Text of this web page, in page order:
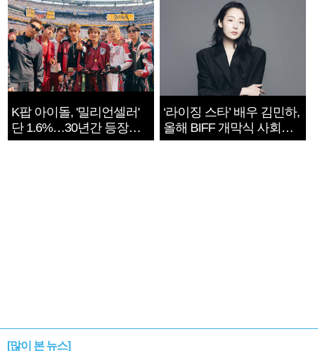
K팝 아이돌, '밀리언셀러'
단 1.6%…30년간 등장
1182개팀 전수조사
‘라이징 스타’ 배우 김민하,
올해 BIFF 개막식 사회자
확정
[많이 본 뉴스]